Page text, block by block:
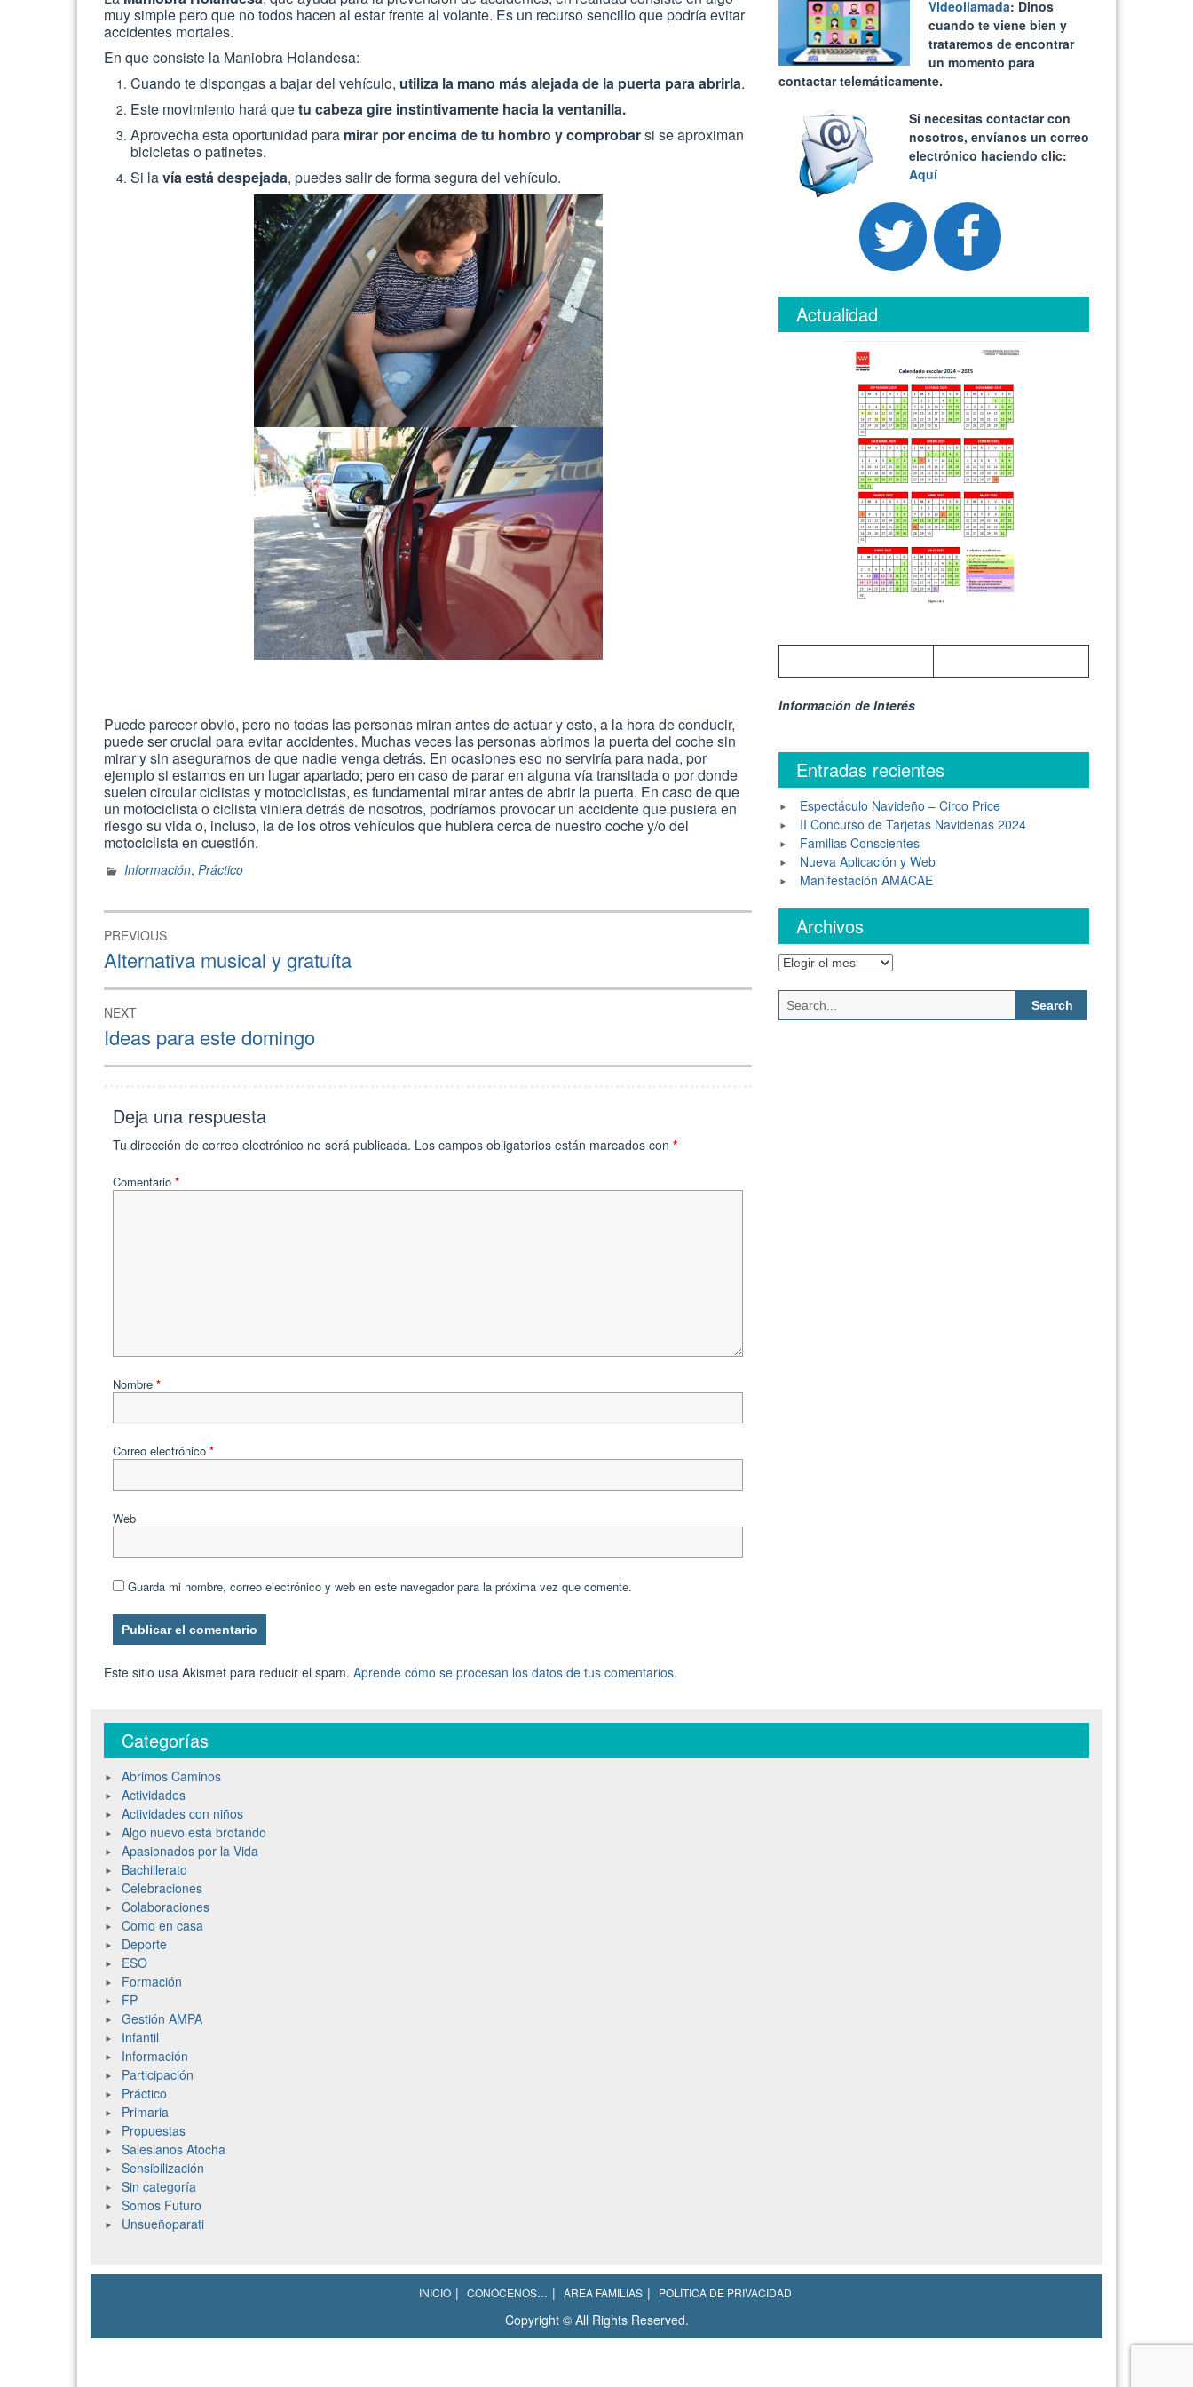
muy simple pero que no todos hacen al estar frente al volante. Es un recurso sencillo que podría evitar
accidentes mortales.
En que consiste la Maniobra Holandesa:
Cuando te dispongas a bajar del vehículo, utiliza la mano más alejada de la puerta para abrirla.
Este movimiento hará quetu cabeza gire instintivamente hacia la ventanilla.
Aprovecha esta oportunidad para mirar por encima de tu hombro y comprobarsi se aproximan
bicicletas o patinetes.
Si lavía está despejada, puedes salir de forma segura del vehículo.
Puede parecer obvio, pero no todas las personas miran antes de actuar y esto, a la hora de conducir,
puede ser crucial para evitar accidentes. Muchas veces las personas abrimos la puerta del coche sin
mirar y sin asegurarnos de que nadie venga detrás. En ocasiones eso no serviría para nada, por
ejemplo si estamos en un lugar apartado; pero en caso de parar en alguna vía transitada o por donde
suelen circular ciclistas y motociclistas, es fundamental mirar antes de abrir la puerta. En caso de que
un motociclista o ciclista viniera detrás de nosotros, podríamos provocar un accidente que pusiera en
riesgo su vida o, incluso, la de los otros vehículos que hubiera cerca de nuestro coche y/o del
motociclista en cuestión.
Información, Práctico
Navegación
de
entradas
PREVIOUS
Previous
post:
Alternativa musical y gratuíta
NEXT
Next
post:
Ideas para este domingo
Deja una respuesta
Tu dirección de correo electrónico no será publicada. Los campos obligatorios están marcados con *
Comentario *
Nombre *
Correo electrónico *
Web
Guarda mi nombre, correo electrónico y web en este navegador para la próxima vez que comente.
Este sitio usa Akismet para reducir el spam. Aprende cómo se procesan los datos de tus comentarios.
Videollamada: Dinos
cuando te viene bien y
trataremos de encontrar
un momento para
contactar telemáticamente.
Sí necesitas contactar con
nosotros, envíanos un correo
electrónico haciendo clic:
Aquí
Actualidad
Información de Interés
Entradas recientes
Espectáculo Navideño – Circo Price
II Concurso de Tarjetas Navideñas 2024
Familias Conscientes
Nueva Aplicación y Web
Manifestación AMACAE
Archivos
Archivos
Search
for:
Categorías
Abrimos Caminos
Actividades
Actividades con niños
Algo nuevo está brotando
Apasionados por la Vida
Bachillerato
Celebraciones
Colaboraciones
Como en casa
Deporte
ESO
Formación
FP
Gestión AMPA
Infantil
Información
Participación
Práctico
Primaria
Propuestas
Salesianos Atocha
Sensibilización
Sin categoría
Somos Futuro
Unsueñoparati
INICIO CONÓCENOS… ÁREA FAMILIAS POLÍTICA DE PRIVACIDAD
Copyright © All Rights Reserved.